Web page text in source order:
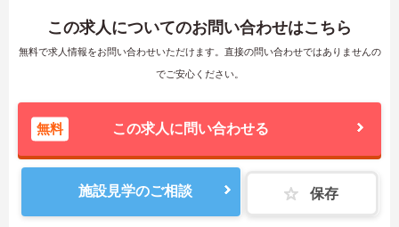
この求人についてのお問い合わせはこちら
無料で求人情報をお問い合わせいただけます。直接の問い合わせではありませんの
でご安心ください。
無料 この求人に問い合わせる
施設見学のご相談 保存